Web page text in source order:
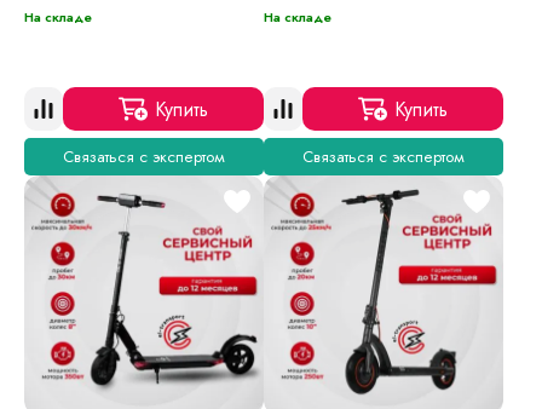
На складе
Купить
Связаться с экспертом
На складе
Купить
Связаться с экспертом